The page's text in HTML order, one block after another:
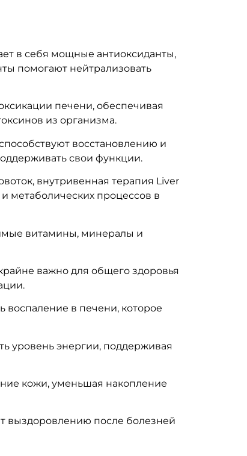
в себя мощные антиоксиданты,
помогают нейтрализовать
печени, обеспечивая
из организма.
восстановлению и
свои функции.
внутривенная терапия Liver
метаболических процессов в
витамины, минералы и
важно для общего здоровья
воспаление в печени, которое
уровень энергии, поддерживая
кожи, уменьшая накопление
выздоровлению после болезней